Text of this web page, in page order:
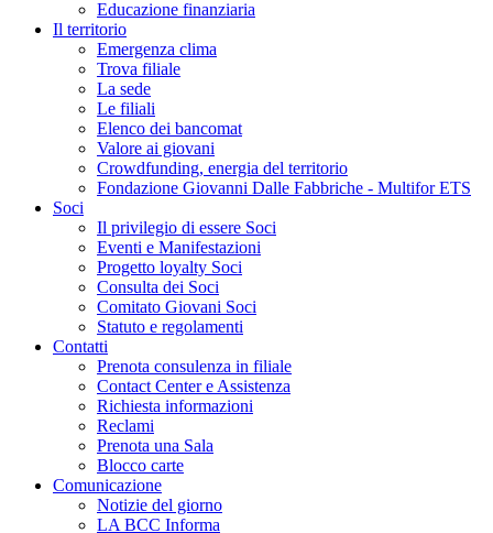
Educazione finanziaria
Il territorio
Emergenza clima
Trova filiale
La sede
Le filiali
Elenco dei bancomat
Valore ai giovani
Crowdfunding, energia del territorio
Fondazione Giovanni Dalle Fabbriche - Multifor ETS
Soci
Il privilegio di essere Soci
Eventi e Manifestazioni
Progetto loyalty Soci
Consulta dei Soci
Comitato Giovani Soci
Statuto e regolamenti
Contatti
Prenota consulenza in filiale
Contact Center e Assistenza
Richiesta informazioni
Reclami
Prenota una Sala
Blocco carte
Comunicazione
Notizie del giorno
LA BCC Informa